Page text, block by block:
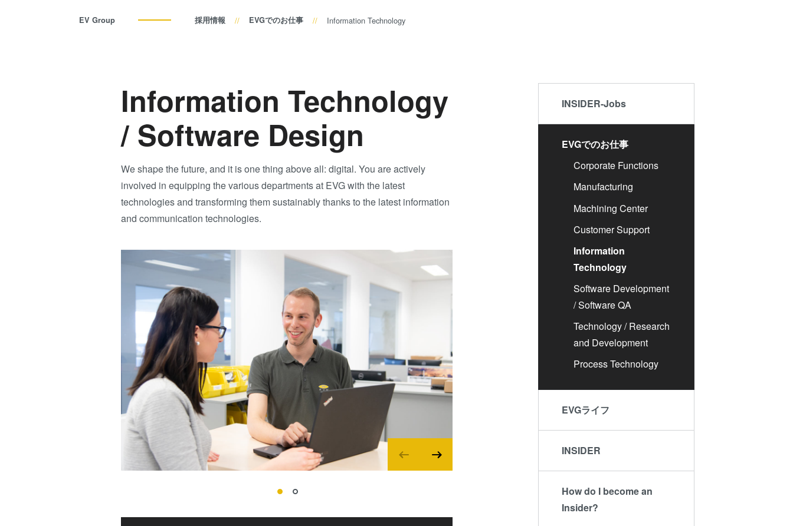
EV Group 採用情報 EVGでのお仕事 Information Technology
Information Technology
/ Software Design
We shape the future, and it is one thing above all: digital. You are actively
involved in equipping the various departments at EVG with the latest
technologies and transforming them sustainably thanks to the latest information
and communication technologies.
INSIDER-Jobs
EVGでのお仕事
Corporate Functions
Manufacturing
Machining Center
Customer Support
Information
Technology
Software Development
/ Software QA
Technology / Research
and Development
Process Technology
EVGライフ
INSIDER
How do I become an
Insider?